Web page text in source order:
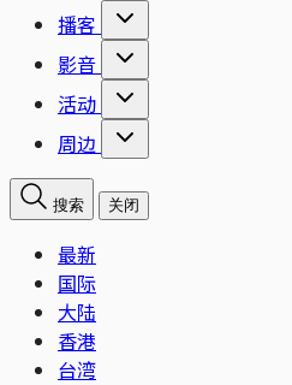
播客
影音
活动
周边
搜索 关闭
最新
国际
大陆
香港
台湾